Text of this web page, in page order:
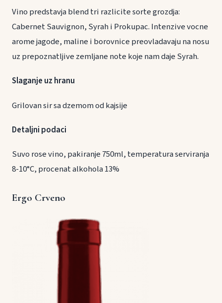
Vino predstavja blend tri razlicite sorte grozdja:
Cabernet Sauvignon, Syrah i Prokupac. Intenzive vocne
arome jagode, maline i borovnice preovladavaju na nosu
uz prepoznatljive zemljane note koje nam daje Syrah.
Slaganje uz hranu
Grilovan sir sa dzemom od kajsije
Detaljni podaci
Suvo rose vino, pakiranje 750ml, temperatura serviranja
8-10°C, procenat alkohola 13%
Ergo Crveno